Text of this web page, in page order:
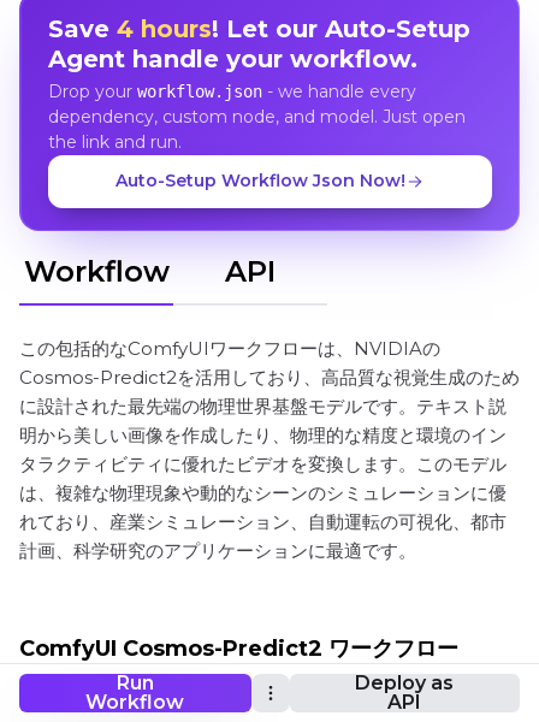
Run
Workflow
Deploy as
API
Save 4 hours! Let our Auto-Setup
Agent handle your workflow.
Drop your workflow.json- we handle every
dependency, custom node, and model. Just open
the link and run.
Auto-Setup Workflow Json Now!
Workflow API
この包括的なComfyUIワークフローは、NVIDIAの
Cosmos-Predict2を活用しており、高品質な視覚生成のため
に設計された最先端の物理世界基盤モデルです。テキスト説
明から美しい画像を作成したり、物理的な精度と環境のイン
タラクティビティに優れたビデオを変換します。このモデル
は、複雑な物理現象や動的なシーンのシミュレーションに優
れており、産業シミュレーション、自動運転の可視化、都市
計画、科学研究のアプリケーションに最適です。
ComfyUI Cosmos-Predict2 ワークフロー